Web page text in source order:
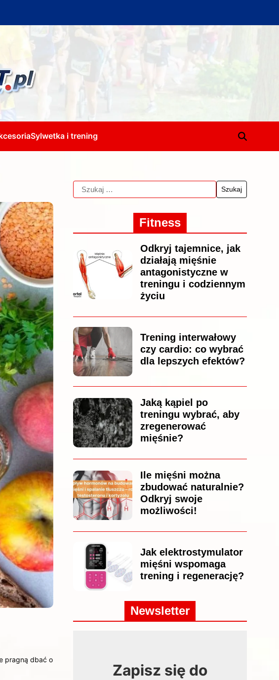
Sylwetka i trening
pragną dbać o
Fitness
Odkryj tajemnice, jak
działają mięśnie
antagonistyczne w
treningu i codziennym
życiu
Trening interwałowy
czy cardio: co wybrać
dla lepszych efektów?
Jaką kąpiel po
treningu wybrać, aby
zregenerować
mięśnie?
Ile mięśni można
zbudować naturalnie?
Odkryj swoje
możliwości!
Jak elektrostymulator
mięśni wspomaga
trening i regenerację?
Newsletter
Zapisz się do